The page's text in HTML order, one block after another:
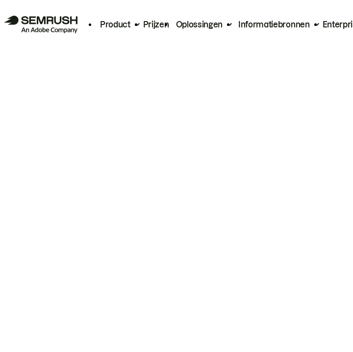
Product Prijzen Oplossingen Informatiebronnen